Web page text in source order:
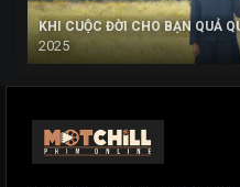
KHI CUỘC ĐỜI CHO BẠN QUẢ
2025